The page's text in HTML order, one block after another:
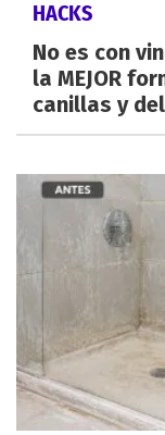
HACKS
No es con
la MEJOR
canillas y